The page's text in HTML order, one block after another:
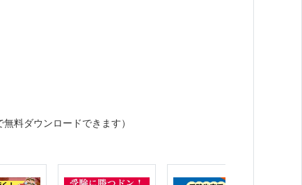
無料ダウンロードできます）